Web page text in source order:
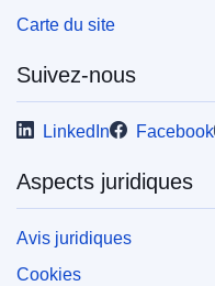
Carte du site
Suivez-nous
LinkedIn Facebook
Aspects juridiques
Avis juridiques
Cookies